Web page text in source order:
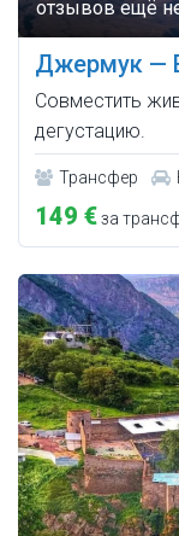
Джермук —
Совместить
дегустацию.
Трансфер
149 €за